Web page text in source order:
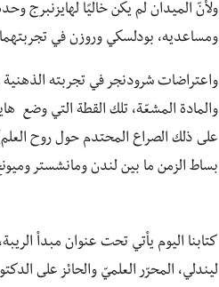
ولأنّ الميدان لم يكن خاليًا لهايزنبرج
ومساعديه، بودلسكي وروزن في
واعتراضات شرودنجر في تجربته
والمادة المشعّة، تلك القطة التي وضع
على ذلك الصراع المحتدم حول روح
بساط الزمن ما بين لندن ومانشستر
كتابنا اليوم يأتي تحت عنوان مبدأ
ليندلي، المحرّر العلميّ والحائز على